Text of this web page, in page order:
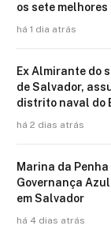
os sete
há 1 dia atrás
Ex Almirante do
de Salvador,
distrito naval do
há 2 dias atrás
Marina da
Governança
em Salvador
há 4 dias atrás